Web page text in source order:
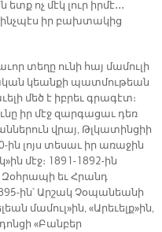
ոչ մէկ լուր իրմէ․․․
ինչպէս իր բախտակից
տեղը ունի հայ մամուլի
կեանքի պատմութեան
մեծ է իբրեւ գրագէտ։
իր մէջ զարգացաւ դեռ
վրայ, Թլկատինցիի
լոյս տեսաւ իր առաջին
մէջ։ 1891-1892-ին
եւ Հրանդ
ին՝ Արշակ Չօպանեանի
մամուլ»ին, «Արեւելք»ին,
«Բանբեր